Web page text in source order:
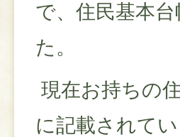
で、住民基本
た。
現在お持ちの
に記載されて